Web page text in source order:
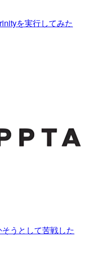
を実行してみた
うとして苦戦した